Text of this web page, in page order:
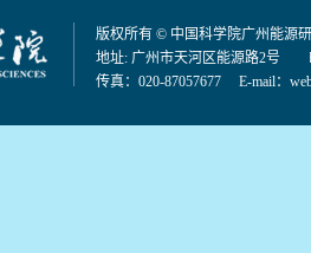
版权所有 © 中国科学院广州能源
地址: 广州市天河区能源路2号
传真：020-87057677 E-mail：